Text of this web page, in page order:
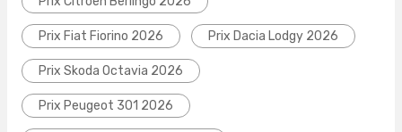
Prix Fiat Fiorino 2026 Prix Dacia Lodgy 2026
Prix Skoda Octavia 2026
Prix Peugeot 301 2026